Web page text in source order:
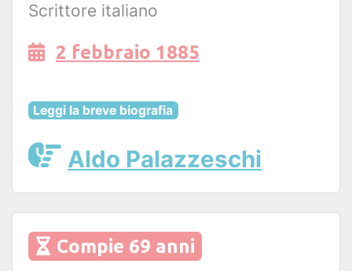
Scrittore italiano
2 febbraio 1885
Leggi la breve biografia
Aldo Palazzeschi
Compie 69 anni